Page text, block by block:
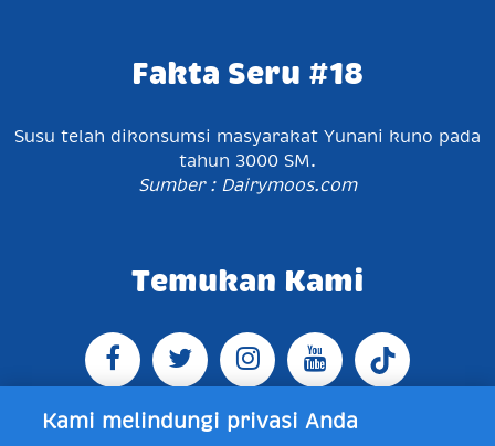
Fakta Seru #18
Susu telah dikonsumsi masyarakat Yunani kuno pada
tahun 3000 SM.
Sumber : Dairymoos.com
Temukan Kami
Kami melindungi privasi Anda